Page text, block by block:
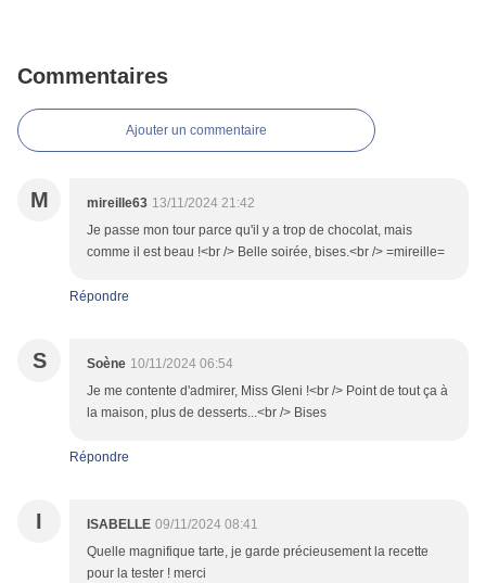
Commentaires
Ajouter un commentaire
M mireille63 13/11/2024 21:42
Je passe mon tour parce qu'il y a trop de chocolat, mais
comme il est beau !<br /> Belle soirée, bises.<br /> =mireille=
Répondre
S Soène 10/11/2024 06:54
Je me contente d'admirer, Miss Gleni !<br /> Point de tout ça à
la maison, plus de desserts...<br /> Bises
Répondre
I ISABELLE 09/11/2024 08:41
Quelle magnifique tarte, je garde précieusement la recette
pour la tester ! merci